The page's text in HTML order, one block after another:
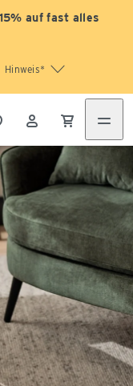
auf fast alles
Hinweis*